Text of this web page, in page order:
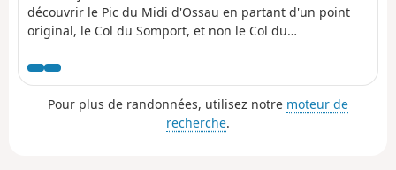
découvrir le Pic du Midi d'Ossau en partant d'un point
original, le Col du Somport, et non le Col du
à réserver.
Pour plus de randonnées, utilisez notre moteur de
recherche.